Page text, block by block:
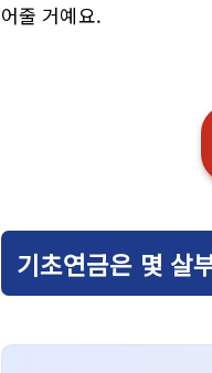
어줄 거예요.
기초연금은 몇 살